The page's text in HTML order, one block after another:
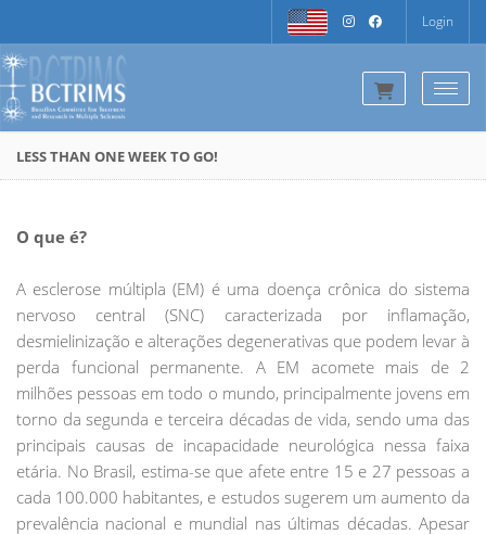
Login
LESS THAN ONE WEEK TO GO!
O que é?
A esclerose múltipla (EM) é uma doença crônica do sistema
nervoso central (SNC) caracterizada por inflamação,
desmielinização e alterações degenerativas que podem levar à
perda funcional permanente. A EM acomete mais de 2
milhões pessoas em todo o mundo, principalmente jovens em
torno da segunda e terceira décadas de vida, sendo uma das
principais causas de incapacidade neurológica nessa faixa
etária. No Brasil, estima-se que afete entre 15 e 27 pessoas a
cada 100.000 habitantes, e estudos sugerem um aumento da
prevalência nacional e mundial nas últimas décadas. Apesar